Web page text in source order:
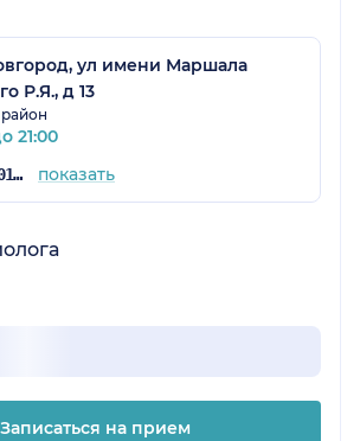
ул имени Маршала
Р.Я., д 13
21:00
+7 (831) 231-01-69 показать
Записаться на прием